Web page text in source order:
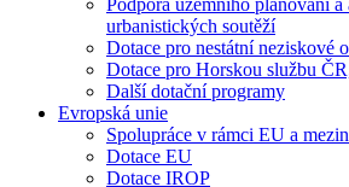
urbanistických soutěží
Dotace pro nestátní neziskové
Dotace pro Horskou službu
Další dotační programy
Evropská unie
Spolupráce v rámci EU a
Dotace EU
Dotace IROP